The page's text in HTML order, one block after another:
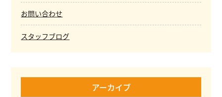
お問い合わせ
スタッフブログ
アーカイブ